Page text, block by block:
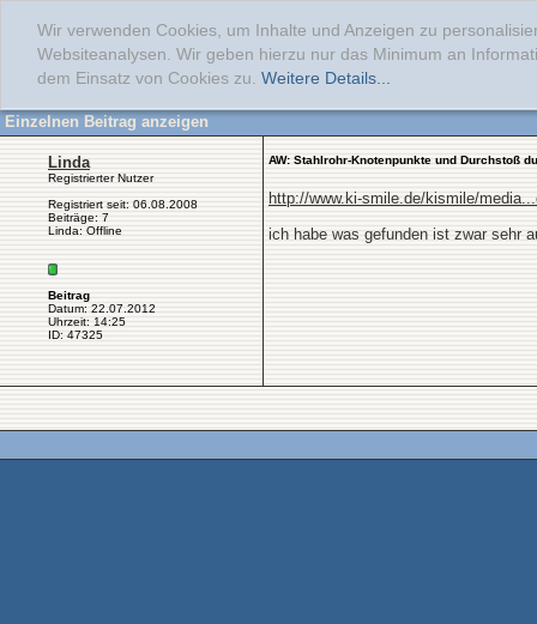
Wir verwenden Cookies, um Inhalte und Anzeigen zu
Websiteanalysen. Wir geben hierzu nur das Minimum an
dem Einsatz von Cookies zu. Weitere Details...
Einzelnen Beitrag anzeigen
Linda
Registrierter Nutzer
Registriert seit: 06.08.2008
Beiträge: 7
Linda: Offline
Beitrag
Datum: 22.07.2012
Uhrzeit: 14:25
ID: 47325
AW: Stahlrohr-Knotenpunkte und Durchstoß
http://www.ki-smile.de/kismile/
ich habe was gefunden ist zwar sehr